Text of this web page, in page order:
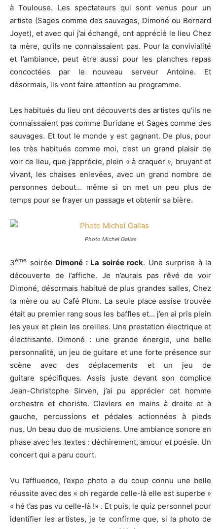
à Toulouse. Les spectateurs qui sont venus pour un
artiste (Sages comme des sauvages, Dimoné ou Bernard
Joyet), et avec qui j’ai échangé, ont apprécié le lieu Chez
ta mère, qu’ils ne connaissaient pas. Pour la convivialité
et l’ambiance, peut être aussi pour les planches repas
concoctées par le nouveau serveur Antoine. Et
désormais, ils vont faire attention au programme.
Les habitués du lieu ont découverts des artistes qu’ils ne
connaissaient pas comme Buridane et Sages comme des
sauvages. Et tout le monde y est gagnant. De plus, pour
les très habitués comme moi, c’est un grand plaisir de
voir ce lieu, que j’apprécie, plein « à craquer», bruyant et
vivant, les chaises enlevées, avec un grand nombre de
personnes debout… même si on met un peu plus de
temps pour se frayer un passage et obtenir sa bière.
Photo Michel Gallas
3ème soirée Dimoné : La soirée rock. Une surprise à la
découverte de l’affiche. Je n’aurais pas rêvé de voir
Dimoné, désormais habitué de plus grandes salles, Chez
ta mère ou au Café Plum. La seule place assise trouvée
était au premier rang sous les baffles et… j’en ai pris plein
les yeux et plein les oreilles. Une prestation électrique et
électrisante. Dimoné : une grande énergie, une belle
personnalité, un jeu de guitare et une forte présence sur
scène avec des déplacements et un jeu de
guitare spécifiques. Assis juste devant son complice
Jean-Christophe Sirven, j’ai pu apprécier cet homme
orchestre et choriste. Claviers en mains à droite et à
gauche, percussions et pédales actionnées à pieds
nus. Un beau duo de musiciens. Une ambiance sonore en
phase avec les textes : déchirement, amour et poésie. Un
concert qui a paru court.
Vu l’affluence, l’expo photo a du coup connu une belle
réussite avec des « oh regarde celle-là elle est superbe »
« hé t’as pas vu celle-là !» . Et puis, le quiz personnel pour
identifier les artistes, je te confirme que, si la photo de